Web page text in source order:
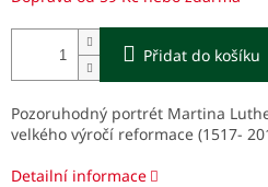
Přidat do košíku
Pozoruhodný portrét Martina
velkého výročí reformace (1517-
Detailní informace